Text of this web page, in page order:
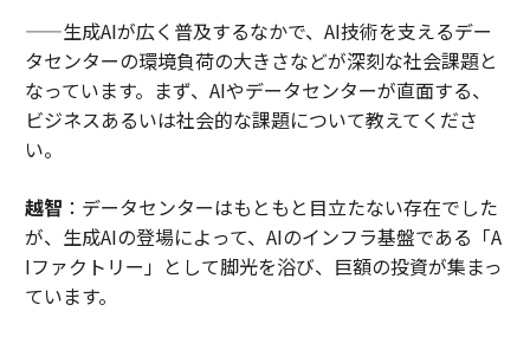
——生成AIが広く普及するなかで、AI技術を支えるデー
タセンターの環境負荷の大きさなどが深刻な社会課題と
なっています。まず、AIやデータセンターが直面する、
ビジネスあるいは社会的な課題について教えてくださ
い。
越智 ：データセンターはもともと目立たない存在でした
が、生成AIの登場によって、AIのインフラ基盤である「A
Iファクトリー」として脚光を浴び、巨額の投資が集まっ
ています。